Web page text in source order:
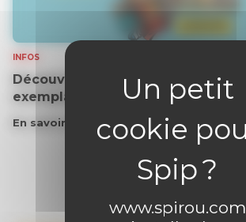
www.spirou.com
INFOS
Découvrez gratuitement un
exemplaire du journal !
En savoir plus